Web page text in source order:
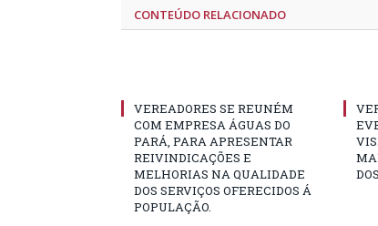
CONTEÚDO RELACIONADO
VEREADORES SE REUNÉM
COM EMPRESA ÁGUAS DO
PARÁ, PARA APRESENTAR
REIVINDICAÇÕES E
MELHORIAS NA QUALIDADE
DOS SERVIÇOS OFERECIDOS Á
POPULAÇÃO.